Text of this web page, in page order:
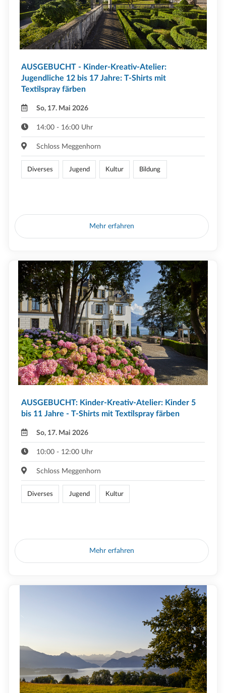
AUSGEBUCHT - Kinder-Kreativ-Atelier:
Jugendliche 12 bis 17 Jahre: T-Shirts mit
Textilspray färben
So, 17. Mai 2026
14:00 - 16:00 Uhr
Schloss Meggenhorn
Diverses Jugend Kultur Bildung
Mehr erfahren
AUSGEBUCHT: Kinder-Kreativ-Atelier: Kinder 5
bis 11 Jahre - T-Shirts mit Textilspray färben
So, 17. Mai 2026
10:00 - 12:00 Uhr
Schloss Meggenhorn
Diverses Jugend Kultur
Mehr erfahren